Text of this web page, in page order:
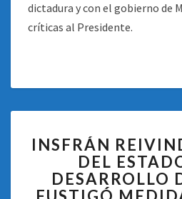
dictadura y con el gobierno de
críticas al Presidente.
EL
DEL
INSFRÁN
DEL
DESARROLLO